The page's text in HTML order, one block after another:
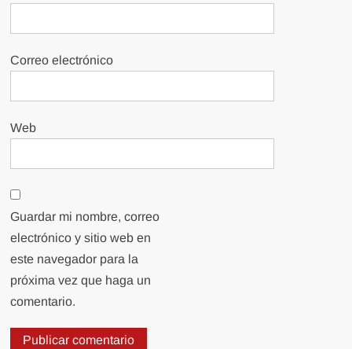
Correo electrónico
Web
Guardar mi nombre, correo
electrónico y sitio web en
este navegador para la
próxima vez que haga un
comentario.